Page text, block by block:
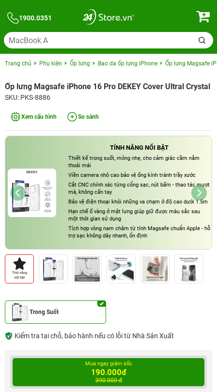
1900.0351
Trang chủ Phụ kiện Ốp lưng Bao da ốp lưng iPhone Ốp lưng Magsafe
Ốp lưng Magsafe iPhone 16 Pro DEKEY Cover Ultral Crystal
SKU: PKS-8886
Xem cấu hình So sánh
TÍNH NĂNG NỔI BẬT
Thiết kế trong suốt, mỏng nhẹ, cho cảm giác cầm nắm
thoải mái
Viền camera nhô cao bảo vệ ống kính tránh trầy xước
Cắt CNC chính xác từng cổng sạc, nút bấm - thao tác mượt
mà, không cấn tay
Bảo vệ điện thoại khỏi những va chạm ở độ cao dưới 1.5m
Hạn chế ố vàng ở mặt lưng giúp giữ được màu sắc sau
một thời gian sử dụng
Tích hợp vòng nam châm từ tính Magsafe chuẩn Apple - hỗ
trợ sạc không dây nhanh, ổn định
Trong Suốt
Kiểm tra tại chỗ, bảo hành nếu có lỗi từ Nhà Sản Xuất
Mua ngay giảm sốc
190.000đ
390.000 đ